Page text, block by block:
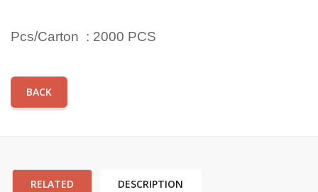
Pcs/Carton : 2000 PCS
BACK
RELATED DESCRIPTION